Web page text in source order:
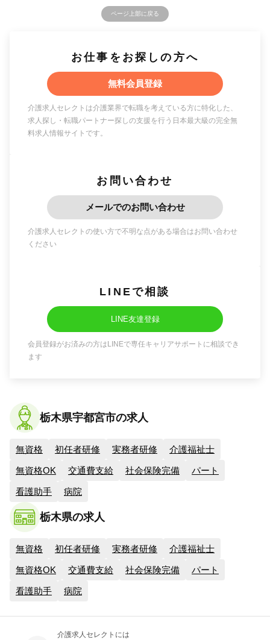
ページ上部に戻る
お仕事をお探しの方へ
無料会員登録
介護求人セレクトは介護業界で転職を考えている方に特化した、
求人探し・転職パートナー探しの支援を行う日本最大級の完全無
料求人情報サイトです。
お問い合わせ
メールでのお問い合わせ
介護求人セレクトの使い方で不明な点がある場合はお問い合わせ
ください
LINEで相談
LINE友達登録
会員登録がお済みの方はLINEで専任キャリアサポートに相談でき
ます
栃木県宇都宮市の求人
無資格 初任者研修 実務者研修 介護福祉士
無資格OK 交通費支給 社会保険完備 パート
看護助手 病院
栃木県の求人
無資格 初任者研修 実務者研修 介護福祉士
無資格OK 交通費支給 社会保険完備 パート
看護助手 病院
介護求人セレクトには